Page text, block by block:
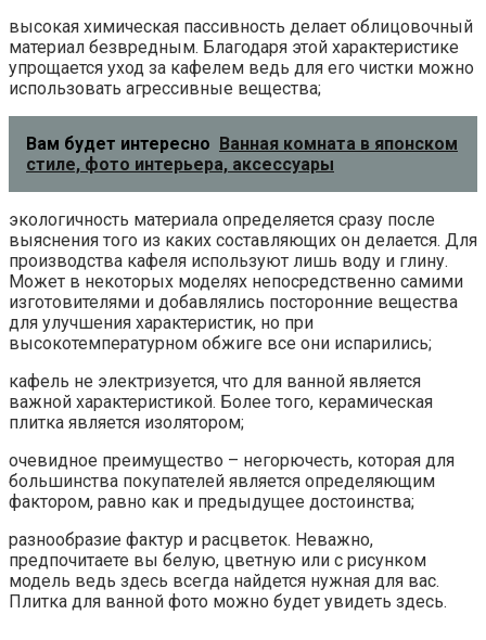
высокая химическая пассивность делает облицовочный
материал безвредным. Благодаря этой характеристике
упрощается уход за кафелем ведь для его чистки можно
использовать агрессивные вещества;
Вам будет интересно Ванная комната в японском
стиле, фото интерьера, аксессуары
экологичность материала определяется сразу после
выяснения того из каких составляющих он делается. Для
производства кафеля используют лишь воду и глину.
Может в некоторых моделях непосредственно самими
изготовителями и добавлялись посторонние вещества
для улучшения характеристик, но при
высокотемпературном обжиге все они испарились;
кафель не электризуется, что для ванной является
важной характеристикой. Более того, керамическая
плитка является изолятором;
очевидное преимущество – негорючесть, которая для
большинства покупателей является определяющим
фактором, равно как и предыдущее достоинства;
разнообразие фактур и расцветок. Неважно,
предпочитаете вы белую, цветную или с рисунком
модель ведь здесь всегда найдется нужная для вас.
Плитка для ванной фото можно будет увидеть здесь.